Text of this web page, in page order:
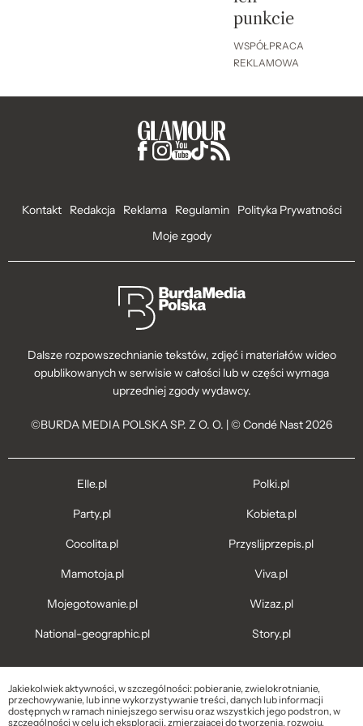
punkcie
WSPÓŁPRACA
REKLAMOWA
Kontakt Redakcja Reklama Regulamin
Polityka Prywatności
Moje zgody
Dalsze rozpowszechnianie tekstów, zdjęć i materiałów wideo
opublikowanych w serwisie w całości lub w części wymaga
uprzedniej zgody wydawcy.
©BURDA MEDIA POLSKA SP. Z O. O. | © Condé Nast 2026
Elle.pl
Party.pl
Cocolita.pl
Mamotoja.pl
Mojegotowanie.pl
National-geographic.pl
Polki.pl
Kobieta.pl
Przyslijprzepis.pl
Viva.pl
Wizaz.pl
Story.pl
Jakiekolwiek aktywności, w szczególności: pobieranie, zwielokrotnianie,
przechowywanie, lub inne wykorzystywanie treści, danych lub informacji
dostępnych w ramach niniejszego serwisu oraz wszystkich jego podstron, w
szczególności w celu ich eksploracji, zmierzającej do tworzenia, rozwoju,